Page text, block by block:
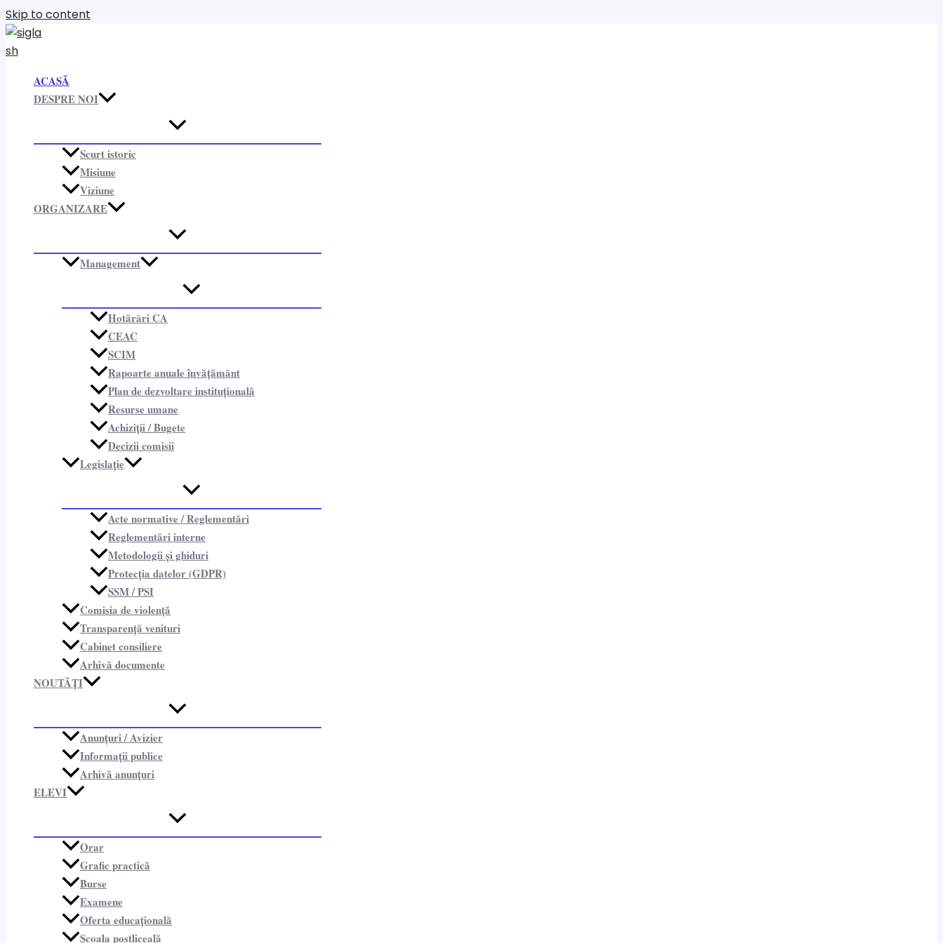
Skip to content
ACASĂ
DESPRE NOI
Scurt istoric
Misiune
Viziune
ORGANIZARE​
Management
Hotărâri CA
CEAC
SCIM
Rapoarte anuale învățământ
Plan de dezvoltare instituțională
Resurse umane
Achiziții / Bugete
Decizii comisii
Legislație
Acte normative / Reglementări
Reglementări interne
Metodologii și ghiduri
Protecția datelor (GDPR)
SSM / PSI
Comisia de violență
Transparență venituri
Cabinet consiliere​
Arhivă documente
NOUTĂȚI
Anunțuri / Avizier
Informații publice​
Arhivă anunțuri
ELEVI
Orar
Grafic practică
Burse
Examene
Oferta educațională
Școala postliceală